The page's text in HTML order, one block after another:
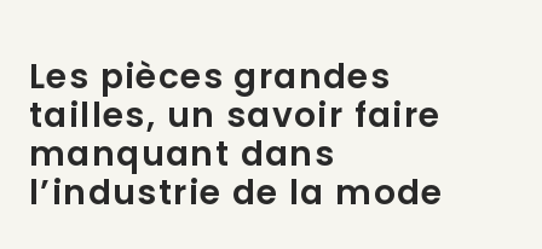
Les pièces grandes
tailles, un savoir faire
manquant dans
l’industrie de la mode